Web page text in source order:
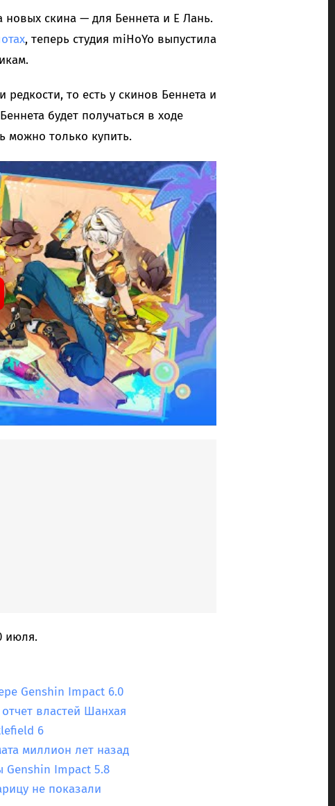
скина — для Беннета и Е Лань.
, теперь студия miHoYo выпустила
то есть у скинов Беннета и
будет получаться в ходе
можно только купить.
июля.
Genshin Impact 6.0
властей Шанхая
6
миллион лет назад
Impact 5.8
не показали